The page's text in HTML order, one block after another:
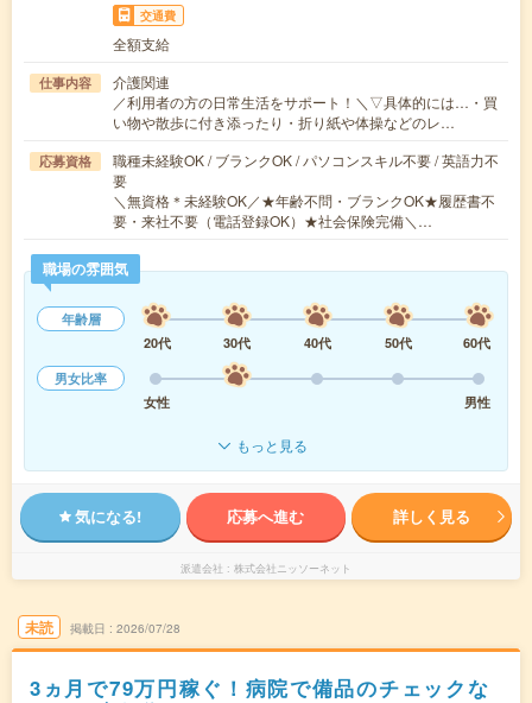
交通費
全額支給
仕事内容
介護関連
／利用者の方の日常生活をサポート！＼▽具体的には…・買
い物や散歩に付き添ったり・折り紙や体操などのレ…
応募資格
職種未経験OK / ブランクOK / パソコンスキル不要 / 英語力不
要
＼無資格＊未経験OK／★年齢不問・ブランクOK★履歴書不
要・来社不要（電話登録OK）★社会保険完備＼…
職場の雰囲気
年齢層
20代
30代 40代 50代
60代
男女比率
女性
男性
もっと見る
気になる! 応募へ進む 詳しく見る
派遣会社 株式会社ニッソーネット
未読 掲載日 2026/07/28
3ヵ月で79万円稼ぐ！病院で備品のチェックな